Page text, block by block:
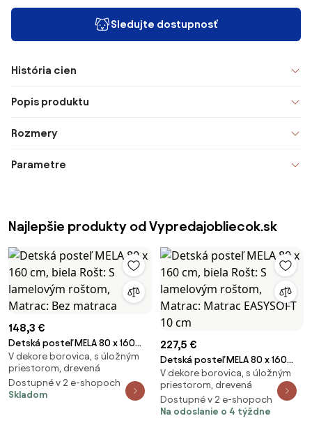
Sledujte dostupnosť
História cien
Popis produktu
Rozmery
Parametre
Najlepšie produkty od Vypredajobliecok.sk
148,3 €
Detská posteľ MELA 80 x 160
cm, biela Rošt: S lamelovým
roštom, Matrac: Bez matraca
V dekore borovica, s úložným
priestorom, drevená
Dostupné v 2 e-shopoch
Skladom
227,5 €
Detská posteľ MELA 80 x 160
cm, biela Rošt: S lamelovým
roštom, Matrac: Matrac
EASYSOFT 10 cm
V dekore borovica, s úložným
priestorom, drevená
Dostupné v 2 e-shopoch
Na odoslanie o 4 týždne